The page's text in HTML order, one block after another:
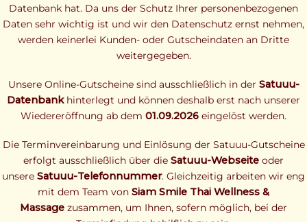
Datenbank hat. Da uns der Schutz Ihrer personenbezogenen
Daten sehr wichtig ist und wir den Datenschutz ernst nehmen,
werden keinerlei Kunden- oder Gutscheindaten an Dritte
weitergegeben.
Unsere Online-Gutscheine sind ausschließlich in der Satuuu-
Datenbankhinterlegt und können deshalb erst nach unserer
Wiedereröffnung ab dem 01.09.2026 eingelöst werden.
Die Terminvereinbarung und Einlösung der Satuuu-Gutscheine
erfolgt ausschließlich über die Satuuu-Webseite oder
unsere Satuuu-Telefonnummer. Gleichzeitig arbeiten wir eng
mit dem Team von Siam Smile Thai Wellness &
Massage zusammen, um Ihnen, sofern möglich, bei der